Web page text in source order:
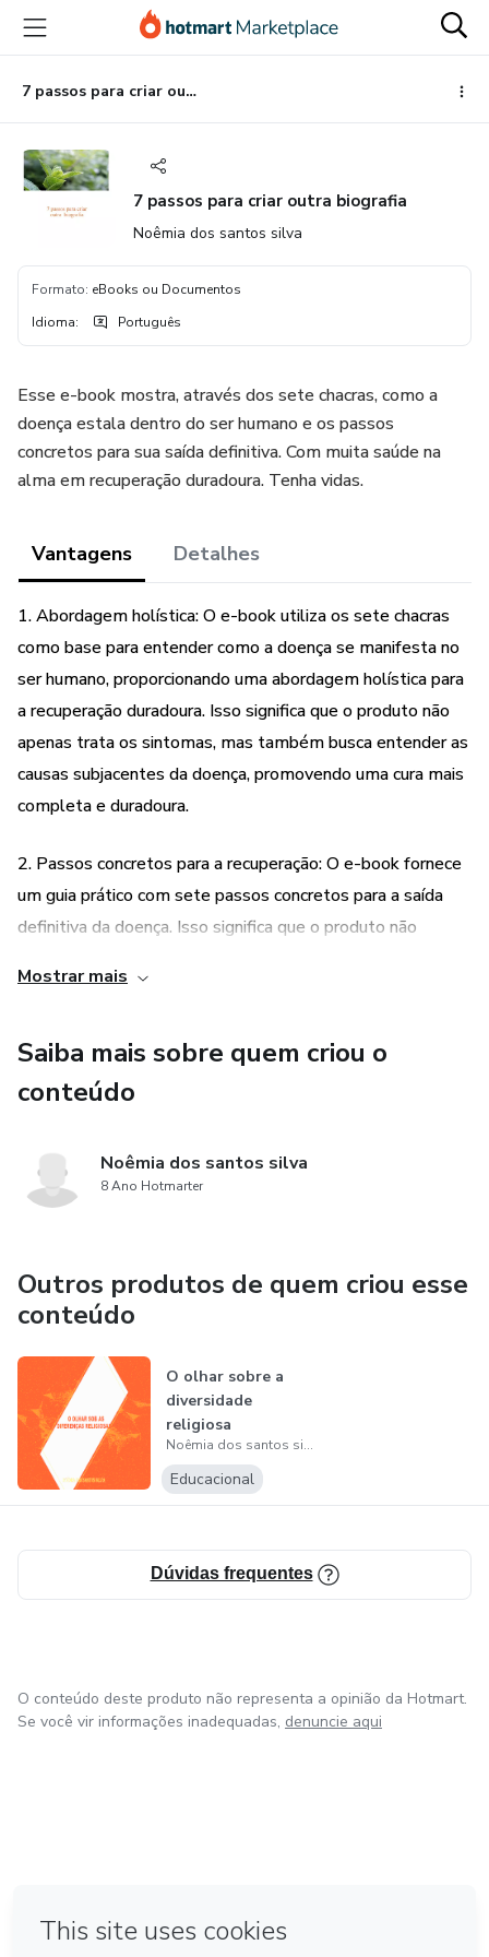
para
conteúdo
principal
para
pagamento
para
rodapé
7 passos para criar outra biografia
7 passos para criar outra biografia
Noêmia dos santos silva
Formato: eBooks ou Documentos
Idioma: Português
Esse e-book mostra, através dos sete chacras, como a
doença estala dentro do ser humano e os passos
concretos para sua saída definitiva. Com muita saúde na
alma em recuperação duradoura. Tenha vidas.
Vantagens Detalhes
1. Abordagem holística: O e-book utiliza os sete chacras
como base para entender como a doença se manifesta no
ser humano, proporcionando uma abordagem holística para
a recuperação duradoura. Isso significa que o produto não
apenas trata os sintomas, mas também busca entender as
causas subjacentes da doença, promovendo uma cura mais
completa e duradoura.
2. Passos concretos para a recuperação: O e-book fornece
um guia prático com sete passos concretos para a saída
definitiva da doença. Isso significa que o produto não
também orienta o leitor em ações específicas que podem
prática torna o processo mais tangível e alcançável para os
usuários, aumentando suas chances de sucesso na busca
Mostrar mais
Saiba mais sobre quem criou o
conteúdo
Noêmia dos santos silva
8 Ano Hotmarter
Outros produtos de quem criou esse
conteúdo
O olhar sobre a
diversidade
religiosa
Noêmia dos santos silva
Educacional
Dúvidas frequentes
O conteúdo deste produto não representa a opinião da Hotmart.
Se você vir informações inadequadas, denuncie aqui
Feito com ❤ em Bogotá